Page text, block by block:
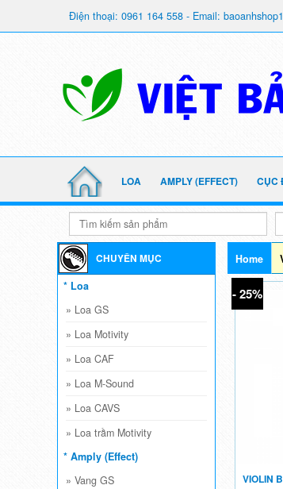
Điện thoại: 0961 164 558 - Email:
LOA AMPLY (EFFECT) CỤC
CHUYÊN MỤC
* Loa
» Loa GS
» Loa Motivity
» Loa CAF
» Loa M-Sound
» Loa CAVS
» Loa trầm Motivity
* Amply (Effect)
» Vang GS
Home
- 25%
VIOLIN